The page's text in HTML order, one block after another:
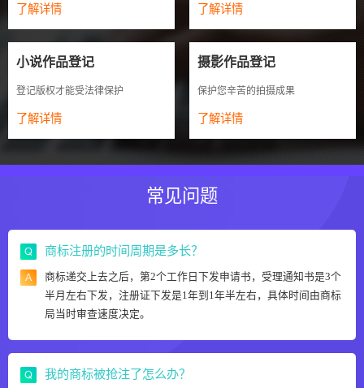
了解详情 了解详情
小说作品登记
登记版权才能受法律保护
了解详情
摄影作品登记
保护您辛苦的拍摄成果
了解详情
常见问题
商标注册的时间周期是多长？
商标递交上去之后，第2个工作日下发申请书，受理通知书是3个
半月左右下发，注册证下发是1年到1年半左右，具体时间由商标
局当时审查速度决定。
我的商标被抢注了怎么办？